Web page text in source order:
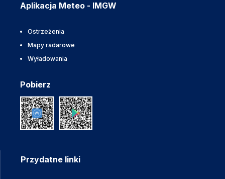
Aplikacja Meteo - IMGW
Ostrzeżenia
Mapy radarowe
Wyładowania
Pobierz
Przydatne linki